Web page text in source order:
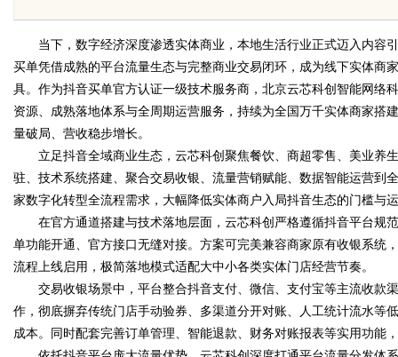
Bo
ar
当下，数字经济深度渗透实体商业，本地生活行业正式迈入内容
买单凭借成熟的平台流量生态与完整商业交易闭环，成为线下实体商
具。作为抖音买单官方认证一级技术服务商，北京云芯科创智能网络
资源、成熟落地体系与全周期运营服务，持续为全国万千实体商家搭
量破局、营收稳步增长。
立足抖音全域商业生态，云芯科创聚焦餐饮、商超零售、美业养
驻、技术系统搭建、聚合交易收银、流量营销赋能、数据智能运营到
家数字化转型全流程需求，大幅降低实体商户入局抖音生态的门槛与
在官方通道搭建与技术落地层面，云芯科创严格遵循抖音平台规
单功能开通、官方接口无缝对接。方案可完美兼容商家原有收银系统
流程上线启用，极简落地模式适配大中小各类实体门店经营节奏。
交易收银场景中，平台整合抖音支付、微信、支付宝等主流收款
作，彻底摒弃传统门店手动验券、多渠道分开对账、人工统计流水等
成本。同时配套完善订单管理、智能退款、财务对账报表等实用功能